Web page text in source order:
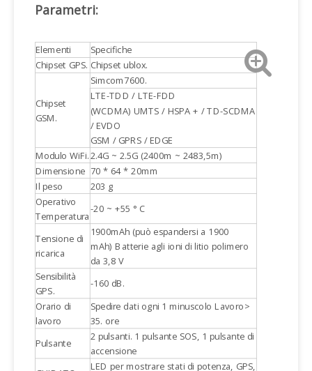
Parametri:
Elementi Specifiche
Chipset GPS. Chipset ublox.
Chipset
GSM.
Simcom7600.
LTE-TDD / LTE-FDD
(WCDMA) UMTS / HSPA + / TD-SCDMA
/ EVDO
GSM / GPRS / EDGE
Modulo WiFi.2.4G ~ 2.5G (2400m ~ 2483,5m)
Dimensione 70 * 64 * 20mm
Il peso
203 g
Operativo
Temperatura
-20 ~ +55 ° C
Tensione di
ricarica
1900mAh (può espandersi a 1900
mAh) Batterie agli ioni di litio polimero
da 3,8 V
Sensibilità
GPS.
-160 dB.
Orario di
lavoro
Spedire dati ogni 1 minuscolo Lavoro>
35. ore
Pulsante
2 pulsanti. 1 pulsante SOS, 1 pulsante di
accensione
LED per mostrare stati di potenza, GPS,